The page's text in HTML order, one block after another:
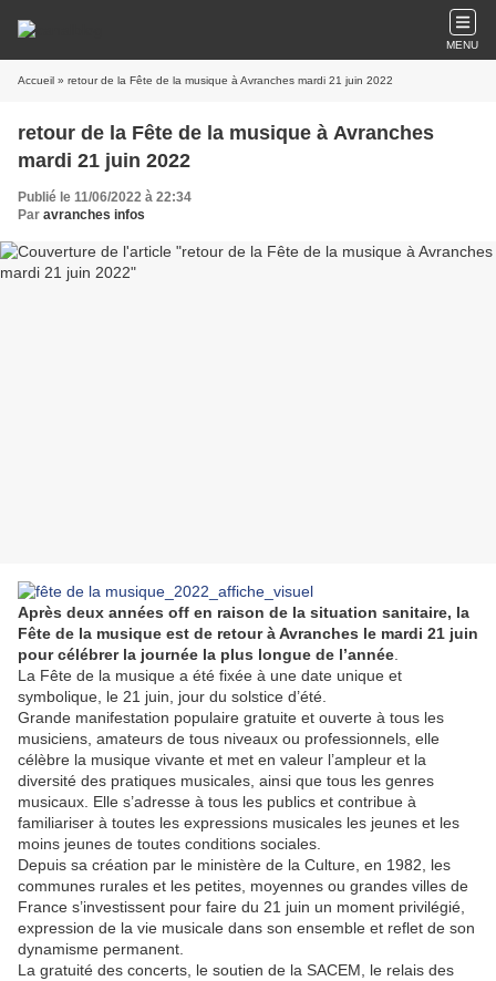
MENU
Accueil » retour de la Fête de la musique à Avranches mardi 21 juin 2022
retour de la Fête de la musique à Avranches
mardi 21 juin 2022
Publié le 11/06/2022 à 22:34
Par avranches infos
Après deux années off en raison de la situation sanitaire, la
Fête de la musique est de retour à Avranches le mardi 21 juin
pour célébrer la journée la plus longue de l’année
La Fête de la musique a été fixée à une date unique et
symbolique, le 21 juin, jour du solstice d’été.
Grande manifestation populaire gratuite et ouverte à tous les
musiciens, amateurs de tous niveaux ou professionnels, elle
célèbre la musique vivante et met en valeur l’ampleur et la
diversité des pratiques musicales, ainsi que tous les genres
musicaux. Elle s’adresse à tous les publics et contribue à
familiariser à toutes les expressions musicales les jeunes et les
moins jeunes de toutes conditions sociales.
Depuis sa création par le ministère de la Culture, en 1982, les
communes rurales et les petites, moyennes ou grandes villes de
France s’investissent pour faire du 21 juin un moment privilégié,
expression de la vie musicale dans son ensemble et reflet de son
dynamisme permanent.
La gratuité des concerts, le soutien de la SACEM, le relais des